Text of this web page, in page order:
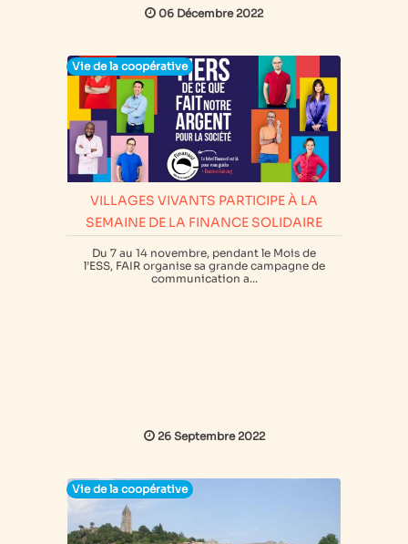
06 Décembre 2022
Vie de la coopérative
VILLAGES VIVANTS PARTICIPE À LA
SEMAINE DE LA FINANCE SOLIDAIRE
Du 7 au 14 novembre, pendant le Mois de
l’ESS, FAIR organise sa grande campagne de
communication a...
26 Septembre 2022
Vie de la coopérative